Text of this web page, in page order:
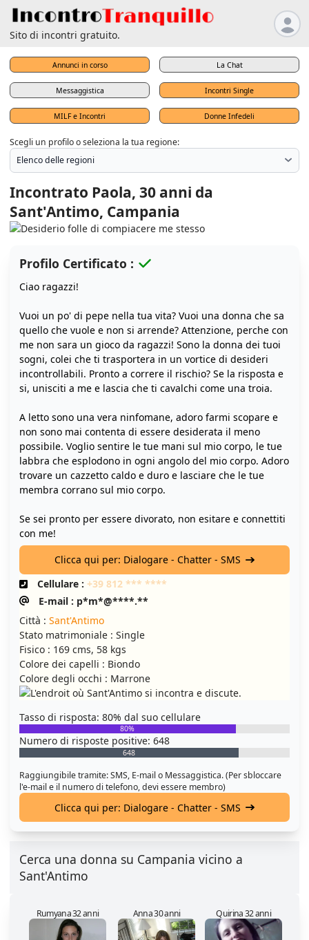
Sito di incontri gratuito.
Annunci in corso La Chat
Messaggistica Incontri Single
MILF e Incontri Donne Infedeli
Scegli un profilo o seleziona la tua regione:
Incontrato Paola, 30 anni da
Sant'Antimo, Campania
Profilo Certificato :
Ciao ragazzi!
Vuoi un po' di pepe nella tua vita? Vuoi una donna che sa
quello che vuole e non si arrende? Attenzione, perche con
me non sara un gioco da ragazzi! Sono la donna dei tuoi
sogni, colei che ti trasportera in un vortice di desideri
incontrollabili. Pronto a correre il rischio? Se la risposta e
si, unisciti a me e lascia che ti cavalchi come una troia.
A letto sono una vera ninfomane, adoro farmi scopare e
non sono mai contenta di essere desiderata il meno
possibile. Voglio sentire le tue mani sul mio corpo, le tue
labbra che esplodono in ogni angolo del mio corpo. Adoro
trovare un cazzetto caldo e duro e lasciare che le tue
membra corrano sul mio corpo.
Se sei pronto per essere divorato, non esitare e connettiti
con me!
Clicca qui per: Dialogare - Chatter - SMS
Cellulare : +39 812 *** ****
E-mail : p*m*@****.**
Città : Sant'Antimo
Stato matrimoniale : Single
Fisico : 169 cms, 58 kgs
Colore dei capelli : Biondo
Colore degli occhi : Marrone
Tasso di risposta: 80% dal suo cellulare
80%
Numero di risposte positive: 648
648
Raggiungibile tramite: SMS, E-mail o Messaggistica. (Per sbloccare
l'e-mail e il numero di telefono, devi essere membro)
Clicca qui per: Dialogare - Chatter - SMS
Cerca una donna su Campania vicino a
Sant'Antimo
Rumyana 32 anni Anna 30 anni Quirina 32 anni